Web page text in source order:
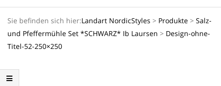
Navigation
Menu
Sie befinden sich hier:Landart NordicStyles > Produkte > Salz-
und Pfeffermühle Set *SCHWARZ* Ib Laursen > Design-ohne-
Titel-52-250×250